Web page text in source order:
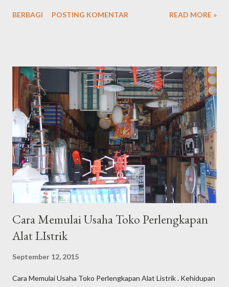
berkelanjutan hingga akhirnya menjadi sebuah profesi. Embel-
lakukan dan apa yang menjadi tugas pokok saya adalah satu,
berusaha mendaratkan kata kunci / keyword dari klien untuk bisa
berada di halaman 1 Google.co.id dengan semulus dan se-efektif
mungkin dengan rentang waktu tertentu dengan tujuan
kenaikan jumlah kunjungan yang berlanjut kepada target "
buying " sebagai end process di website klien. Saat ini, saya
telah memiliki puluhan klien yang terbagi atas bisnis personal
dan bad...
BERBAGI POSTING KOMENTAR READ MORE »
Cara Memulai Usaha Toko Perlengkapan
Alat LIstrik
September 12, 2015
Cara Memulai Usaha Toko Perlengkapan Alat Listrik . Kehidupan